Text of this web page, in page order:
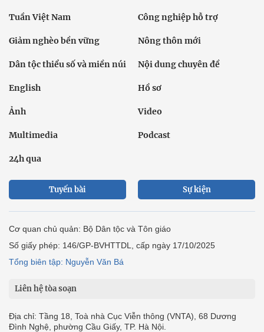
Tuần Việt Nam Công nghiệp hỗ trợ
Giảm nghèo bền vững Nông thôn mới
Dân tộc thiểu số và miền núi Nội dung chuyên đề
English Hồ sơ
Ảnh Video
Multimedia Podcast
24h qua
Tuyến bài Sự kiện
Cơ quan chủ quản: Bộ Dân tộc và Tôn giáo
Số giấy phép: 146/GP-BVHTTDL, cấp ngày 17/10/2025
Tổng biên tập: Nguyễn Văn Bá
Liên hệ tòa soạn
Địa chỉ: Tầng 18, Toà nhà Cục Viễn thông (VNTA), 68 Dương
Đình Nghệ, phường Cầu Giấy, TP. Hà Nội.